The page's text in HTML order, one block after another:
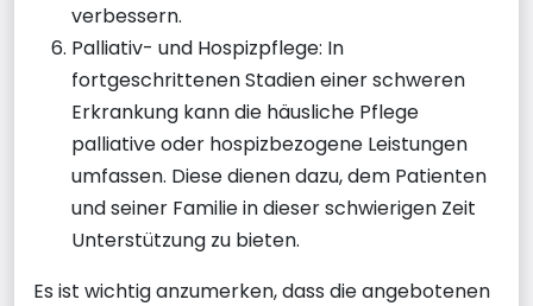
verbessern.
Palliativ- und Hospizpflege: In
fortgeschrittenen Stadien einer schweren
Erkrankung kann die häusliche Pflege
palliative oder hospizbezogene Leistungen
umfassen. Diese dienen dazu, dem Patienten
und seiner Familie in dieser schwierigen Zeit
Unterstützung zu bieten.
Es ist wichtig anzumerken, dass die angebotenen